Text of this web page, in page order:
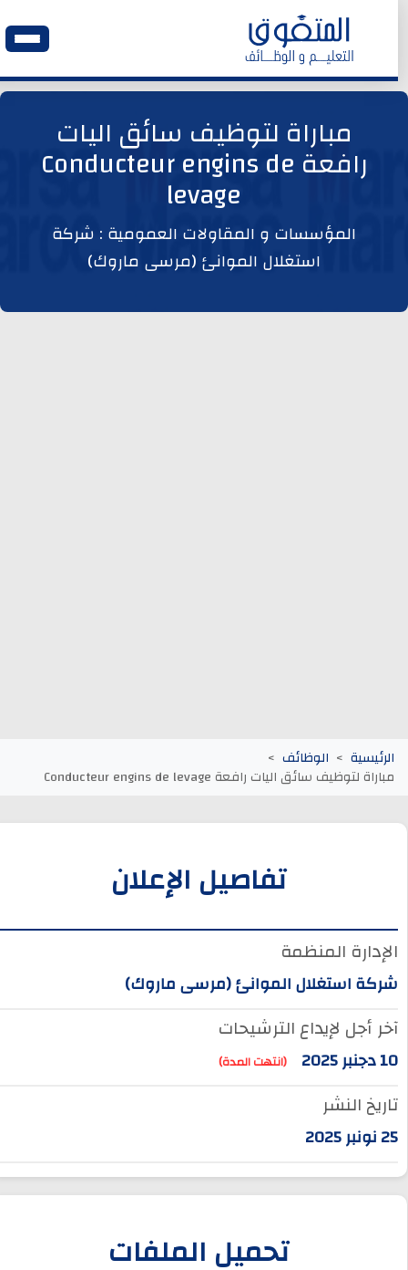
وظائف اليوم
ابحث عن وظيفة
وظائف عمومية
مباراة لتوظيف سائق اليات
رافعة Conducteur engins de
levage
المؤسسات و المقاولات العمومية : شركة
استغلال الموانئ (مرسى ماروك)
الرئيسية الوظائف
مباراة لتوظيف سائق اليات رافعة Conducteur engins de levage
تفاصيل الإعلان
الإدارة المنظمة
شركة استغلال الموانئ (مرسى ماروك)
آخر أجل لإيداع الترشيحات
10 دجنبر 2025 (انتهت المدة)
تاريخ النشر
25 نونبر 2025
تحميل الملفات